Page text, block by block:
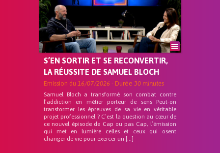
S’EN SORTIR ET SE RECONVERTIR,
LA RÉUSSITE DE SAMUEL BLOCH
Emission du 16/07/2026 - Durée 30 minutes
Samuel Bloch a transformé son combat contre
l’addiction en métier porteur de sens Peut-on
transformer les épreuves de sa vie en véritable
projet professionnel ? C’est la question au cœur de
ce nouvel épisode de Cap ou pas Cap, l’émission
qui met en lumière celles et ceux qui osent
changer de vie pour exercer un […]